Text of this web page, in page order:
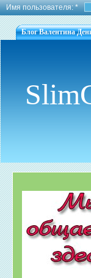
Имя пользователя:*
Блог Валентина